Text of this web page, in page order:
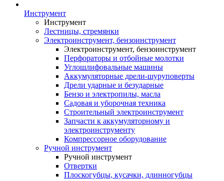
Инструмент
Инструмент
Лестницы, стремянки
Электроинструмент, бензоинструмент
Электроинструмент, бензоинструмент
Перфораторы и отбойные молотки
Углошлифовальные машины
Аккумуляторные дрели-шуруповерты
Дрели ударные и безударные
Бензо и электропилы, масла
Садовая и уборочная техника
Строительный электроинструмент
Запчасти к аккумуляторному и
электроинструменту
Компрессорное оборудование
Ручной инструмент
Ручной инструмент
Отвертки
Плоскогубцы, кусачки, длинногубцы